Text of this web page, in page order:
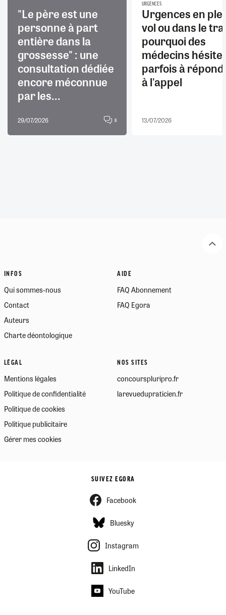
"Le père est une
personne à part
entière dans la
grossesse" : une
consultation dédiée
encore méconnue
par les...
29/07/2026 8
URGENCES
Urgences en
vol ou dans le
pourquoi des
médecins
parfois à
à l'appel
13/07/2026
INFOS
Qui sommes-nous
Contact
Auteurs
Charte déontologique
AIDE
FAQ Abonnement
FAQ Egora
LÉGAL
Mentions légales
Politique de confidentialité
Politique de cookies
Politique publicitaire
Gérer mes cookies
NOS SITES
concourspluripro.fr
larevuedupraticien.fr
SUIVEZ EGORA
Facebook
Bluesky
Instagram
LinkedIn
YouTube